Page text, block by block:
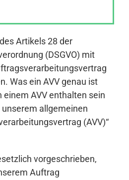
Artikels 28 der
(DSGVO) mit
Was ein AVV genau ist
einem AVV enthalten sein
allgemeinen
(AVV)“
vorgeschrieben,
Auftrag